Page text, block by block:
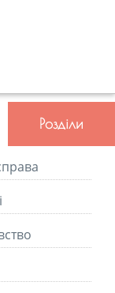
Розділи